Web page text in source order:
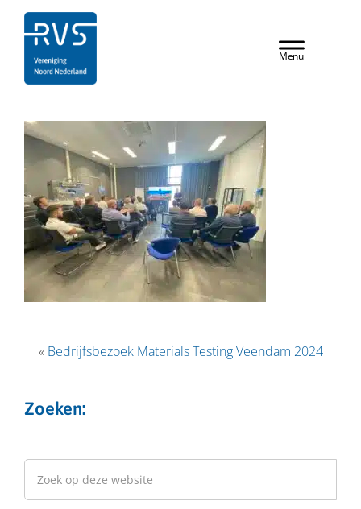
Door
naar
de
hoofd
inhoud
RVS Vereniging
Header
Rechts
« Bedrijfsbezoek Materials Testing Veendam 2024
Zoeken: